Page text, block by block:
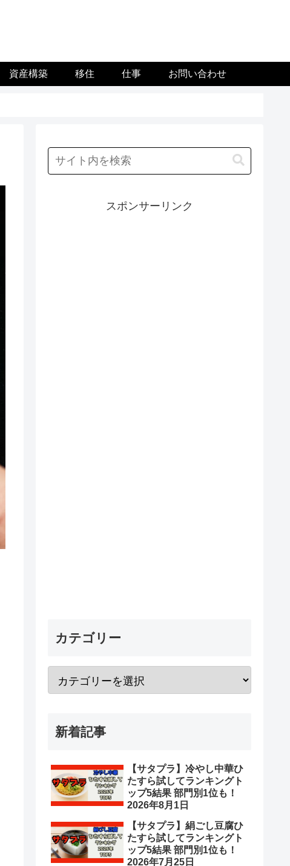
資産構築 移住 仕事 お問い合わせ
スポンサーリンク
カテゴリー
新着記事
【サタプラ】冷やし中華ひ
たすら試してランキングト
ップ5結果 部門別1位も！
2026年8月1日
【サタプラ】絹ごし豆腐ひ
たすら試してランキングト
ップ5結果 部門別1位も！
2026年7月25日